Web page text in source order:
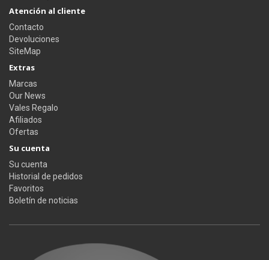
Atención al cliente
Contacto
Devoluciones
SiteMap
Extras
Marcas
Our News
Vales Regalo
Afiliados
Ofertas
Su cuenta
Su cuenta
Historial de pedidos
Favoritos
Boletín de noticias